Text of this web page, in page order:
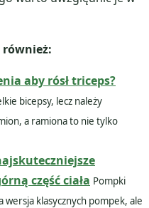
również:
aby rósł triceps?
bicepsy, lecz należy
a ramiona to nie tylko
część ciała Pompki
klasycznych pompek, ale